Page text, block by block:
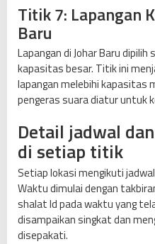
Titik 7: Lapangan
Baru
Lapangan di Johar Baru
kapasitas besar. Titik ini
lapangan melebihi kapasitas
pengeras suara diatur untuk
Detail jadwal
di setiap titik
Setiap lokasi mengikuti
Waktu dimulai dengan
shalat Id pada waktu yang
disampaikan singkat dan
disepakati.